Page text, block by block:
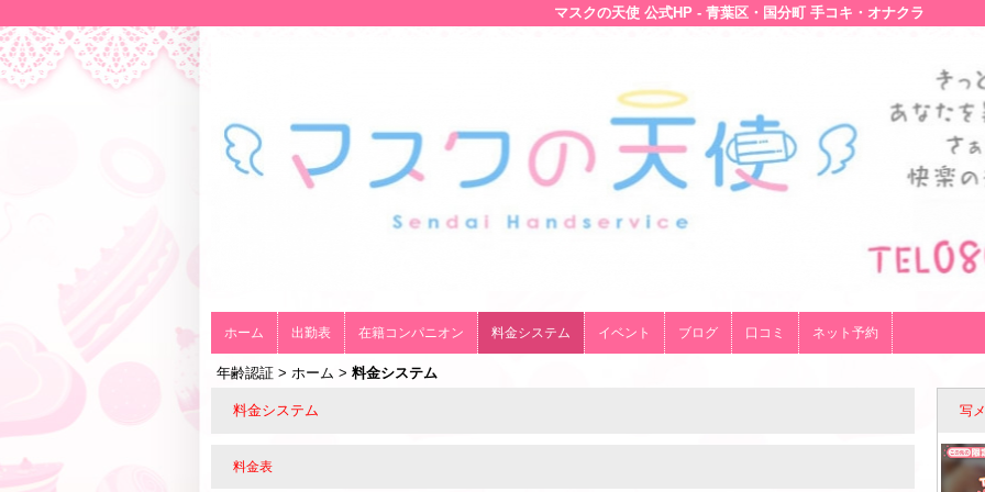
マスクの天使 公式HP - 青葉区・国分町 手コキ・オナクラ
ホーム 出勤表 在籍コンパニオン 料金システム イベント ブログ 口コミ ネット予約
年齢認証 > ホーム > 料金システム
料金システム
料金表
写